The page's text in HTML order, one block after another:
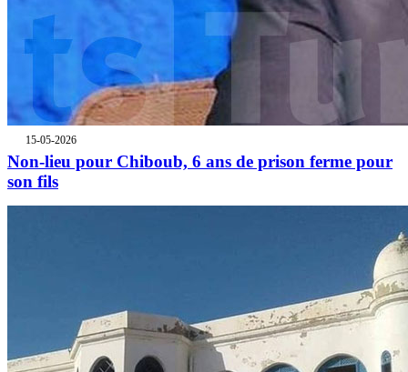
15-05-2026
Non-lieu pour Chiboub, 6 ans de prison ferme pour
son fils